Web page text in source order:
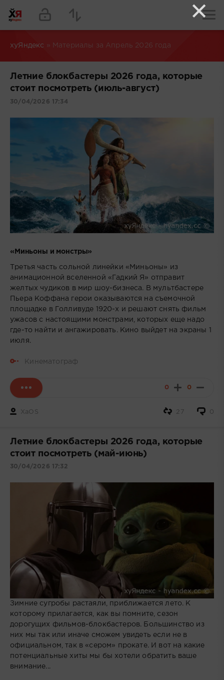
хуЯндекс » Материалы за Апрель 2026 года
Летние блокбастеры 2026 года, которые
стоит посмотреть (июль-август)
30/04/2026 17:34
«Миньоны и монстры»
Третья часть сольной линейки «Миньоны» из
анимационной вселенной «Гадкий Я» отправит
желтых чудиков в мир шоу-бизнеса. В мультбастере
Пьера Коффана герои оказываются на съемочной
площадке в Голливуде 1920-х и решают снять фильм
ужасов с настоящими монстрами, которых еще надо
где-то найти и ангажировать. Кино выйдет на экраны 1
июля.
Кинематограф
0 0
XaOS 0
27
Летние блокбастеры 2026 года, которые
стоит посмотреть (май-июнь)
30/04/2026 17:32
Зимние сугробы растаяли, приближается лето. К
которому прилагается, как вы помните, сезон
дорогущих фильмов-блокбастеров. Большинство из
них мы так или иначе сможем увидеть если не в
официальном, так в «сером» прокате. И вот на какие
потенциальные хиты мы бы хотели обратить ваше
внимание...
×